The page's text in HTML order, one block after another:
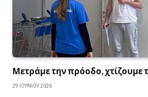
Μετράμε την πρόοδο, χτίζουμε
29 ΙΟΥΝΊΟΥ 2026